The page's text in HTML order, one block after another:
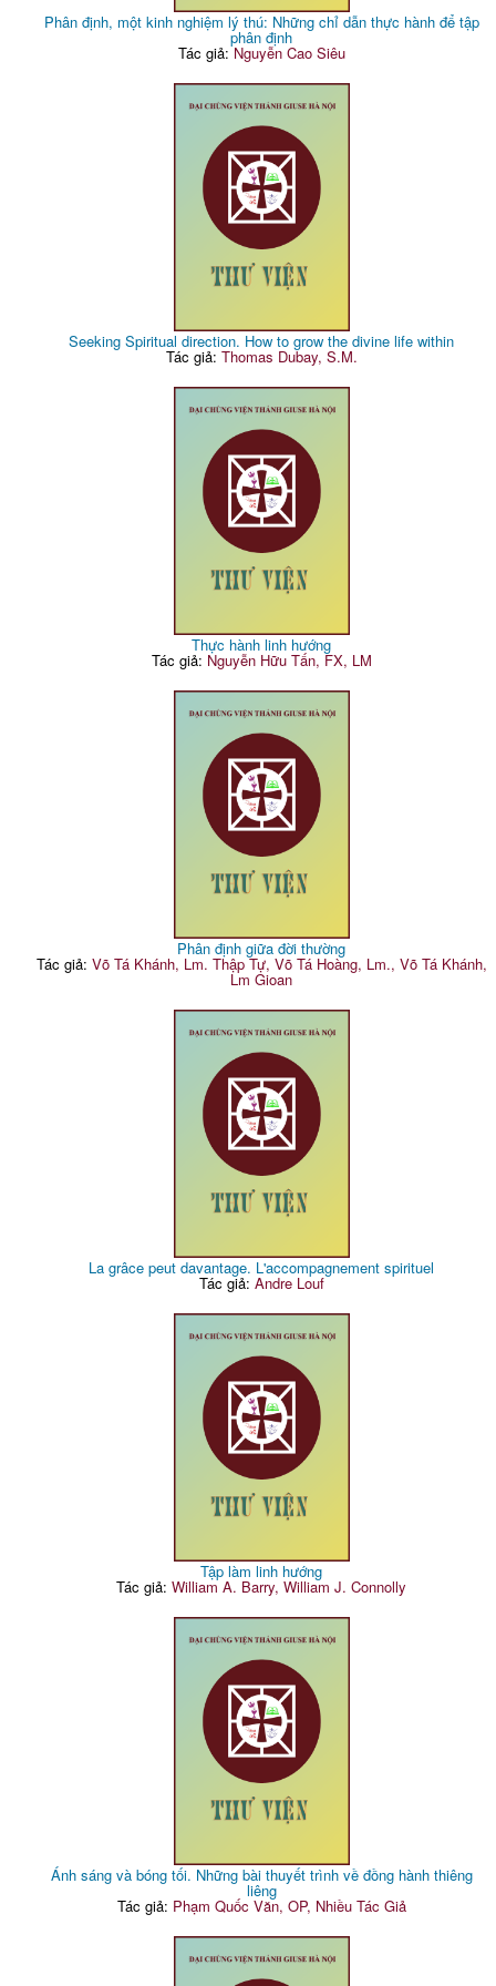
Phân định, một kinh nghiệm lý thú: Những chỉ dẫn thực hành để tập
phân định
Tác giả:Nguyễn Cao Siêu
Seeking Spiritual direction. How to grow the divine life within
Tác giả: Thomas Dubay, S.M.
Thực hành linh hướng
Tác giả: Nguyễn Hữu Tấn, FX, LM
Phân định giữa đời thường
Tác giả: Võ Tá Khánh, Lm. Thập Tự, Võ Tá Hoàng, Lm., Võ Tá Khánh,
Lm Gioan
La grâce peut davantage. L'accompagnement spirituel
Tác giả: Andre Louf
Tập làm linh hướng
Tác giả:William A. Barry, William J. Connolly
Ánh sáng và bóng tối. Những bài thuyết trình về đồng hành thiêng
liêng
Tác giả: Phạm Quốc Văn, OP, Nhiều Tác Giả